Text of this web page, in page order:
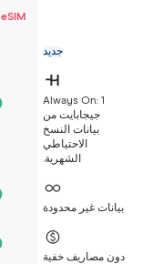
Holafly eSIM
Always On: 1
جيجابايت من
بيانات النسخ
الاحتياطي
غير محدودة
مصاريف خفية